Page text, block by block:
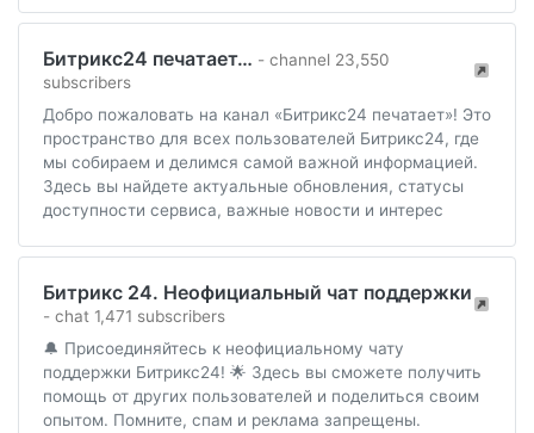
Битрикс24 печатает… - channel 23,550
subscribers
Добро пожаловать на канал «Битрикс24 печатает»! Это
пространство для всех пользователей Битрикс24, где
мы собираем и делимся самой важной информацией.
Здесь вы найдете актуальные обновления, статусы
доступности сервиса, важные новости и интерес
Битрикс 24. Неофициальный чат поддержки
- chat 1,471 subscribers
🔔 Присоединяйтесь к неофициальному чату
поддержки Битрикс24! 🌟 Здесь вы сможете получить
помощь от других пользователей и поделиться своим
опытом. Помните, спам и реклама запрещены.